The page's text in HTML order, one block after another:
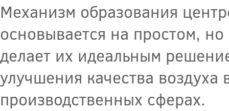
Механизм образования
основывается на простом,
делает их идеальным
улучшения качества
производственных сферах.